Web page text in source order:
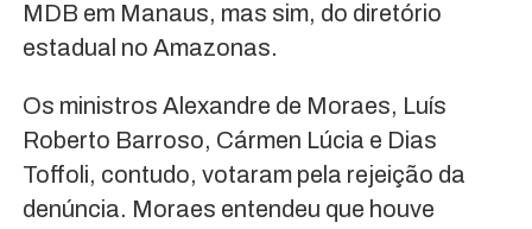
MDB em Manaus, mas sim, do diretório
estadual no Amazonas.
Os ministros Alexandre de Moraes, Luís
Roberto Barroso, Cármen Lúcia e Dias
Toffoli, contudo, votaram pela rejeição da
denúncia. Moraes entendeu que houve